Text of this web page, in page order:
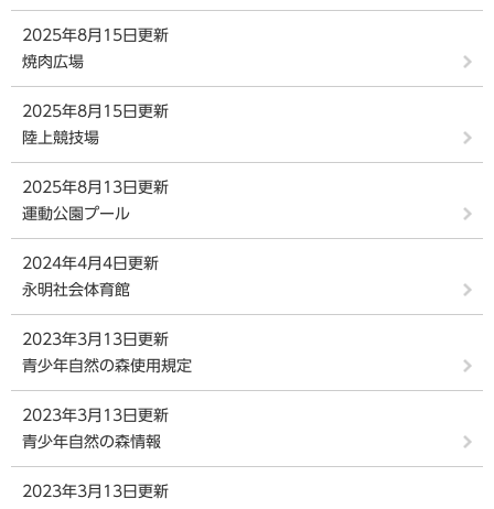
2025年8月15日更新
焼肉広場
2025年8月15日更新
陸上競技場
2025年8月13日更新
運動公園プール
2024年4月4日更新
永明社会体育館
2023年3月13日更新
青少年自然の森使用規定
2023年3月13日更新
青少年自然の森情報
2023年3月13日更新